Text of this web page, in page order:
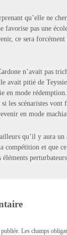
qu’elle ne
favorise pas une
ce sera
n’avait pas
avait pitié de
en mode rédemption.
les scénaristes vont
en mode
qu’il y aura un
compétition et que
perturbateurs.
Les champs